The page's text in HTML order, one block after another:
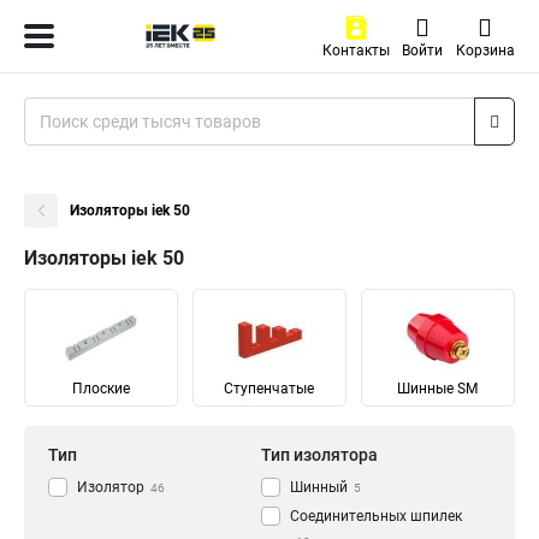
Контакты Войти Корзина
Изоляторы iek 50
Изоляторы iek 50
Плоские Ступенчатые Шинные SM
Тип
Изолятор 46
Тип изолятора
Шинный 5
Соединительных шпилек